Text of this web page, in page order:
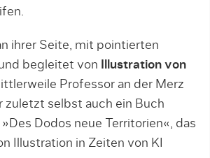
ihrer Seite, mit pointierten
begleitet von
Illustration von
Professor an der Merz
zuletzt selbst auch ein Buch
Dodos neue Territorien«, das
Illustration in Zeiten von KI